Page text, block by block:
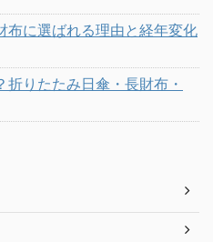
布に選ばれる理由と経年変化
りたたみ日傘・長財布・